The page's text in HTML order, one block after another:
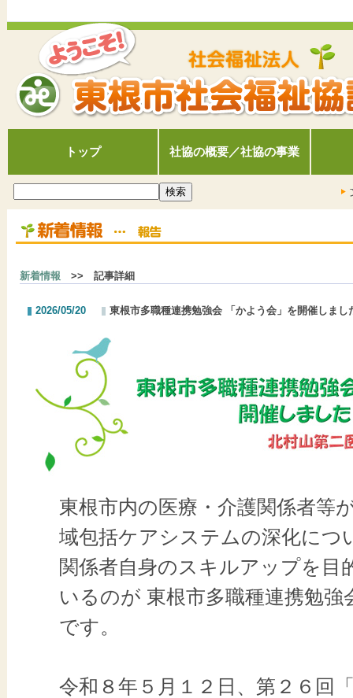
トップ 社協の概要／社協の事業
新着情報 >> 記事詳細
2026/05/20 東根市多職種連携勉強会 「かよう会」を開催しまし
東根市内の医療・介護関係者等
域包括ケアシステムの深化につ
関係者自身のスキルアップを目
いるのが 東根市多職種連携勉強
です。
令和８年５月１２日、第２６回